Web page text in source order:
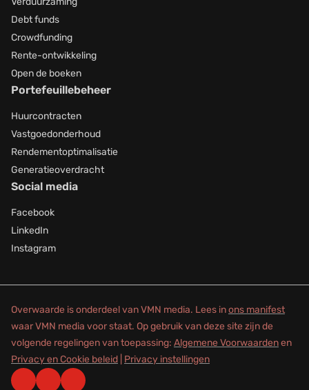
Debt funds
Crowdfunding
Rente-ontwikkeling
Open de boeken
Portefeuillebeheer
Huurcontracten
Vastgoedonderhoud
Rendementoptimalisatie
Generatieoverdracht
Social media
Facebook
LinkedIn
Instagram
Overwaarde is onderdeel van VMN media. Lees inons manifest
waar VMN media voor staat. Op gebruik van deze site zijn de
volgende regelingen van toepassing: Algemene Voorwaardenen
Privacy en Cookie beleid Privacy instellingen